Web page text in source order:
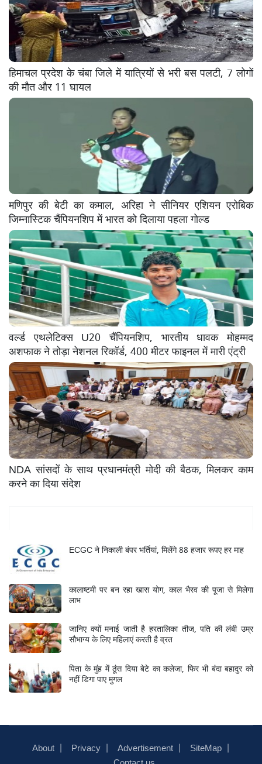
हिमाचल प्रदेश के चंबा जिले में यात्रियों से भरी बस पलटी, 7 लोगों
की मौत और 11 घायल
मणिपुर की बेटी का कमाल, अरिहा ने सीनियर एशियन एरोबिक
जिम्नास्टिक चैंपियनशिप में भारत को दिलाया पहला गोल्ड
वर्ल्ड एथलेटिक्स U20 चैंपियनशिप, भारतीय धावक मोहम्मद
अशफाक ने तोड़ा नेशनल रिकॉर्ड, 400 मीटर फाइनल में मारी एंट्री
NDA सांसदों के साथ प्रधानमंत्री मोदी की बैठक, मिलकर काम
करने का दिया संदेश
ECGC ने निकाली बंपर भर्तियां, मिलेंगे 88 हजार रूपए हर माह
कालाष्टमी पर बन रहा खास योग, काल भैरव की पूजा से मिलेगा
लाभ
जानिए क्यों मनाई जाती है हरतालिका तीज, पति की लंबी उम्र
सौभाग्य के लिए महिलाएं करती है व्रत
पिता के मुंह में ठूंस दिया बेटे का कलेजा, फिर भी बंदा बहादुर को
नहीं डिगा पाए मुगल
About Privacy Advertisement
SiteMap